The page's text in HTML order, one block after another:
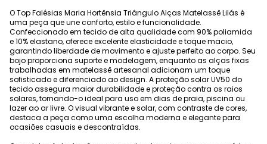
O Top Falésias Maria Hortênsia Triângulo Alças Matelassê Lilás é
uma peça que une conforto, estilo e funcionalidade.
Confeccionado em tecido de alta qualidade com 90% poliamida
e 10% elastano, oferece excelente elasticidade e toque macio,
garantindo liberdade de movimento e ajuste perfeito ao corpo. Seu
bojo proporciona suporte e modelagem, enquanto as alças fixas
trabalhadas em matelassê artesanal adicionam um toque
sofisticado e diferenciado ao design. A proteção solar UV50 do
tecido assegura maior durabilidade e proteção contra os raios
solares, tornando-o ideal para uso em dias de praia, piscina ou
lazer ao ar livre. O visual vibrante e solar, com contraste de cores,
destaca a peça como uma escolha moderna e elegante para
ocasiões casuais e descontraídas.